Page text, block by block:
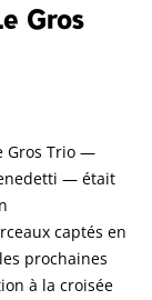
Gros
Gros Trio —
— était
captés en
prochaines
à la croisée